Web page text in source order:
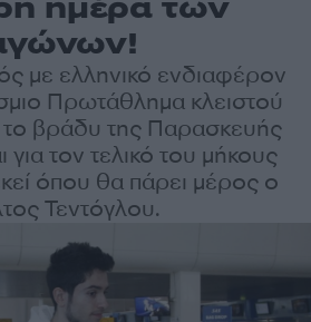
ημέρα των
με ελληνικό ενδιαφέρον
Πρωτάθλημα κλειστού
το βράδυ της Παρασκευής
για τον τελικό του μήκους
όπου θα πάρει μέρος ο
Τεντόγλου.